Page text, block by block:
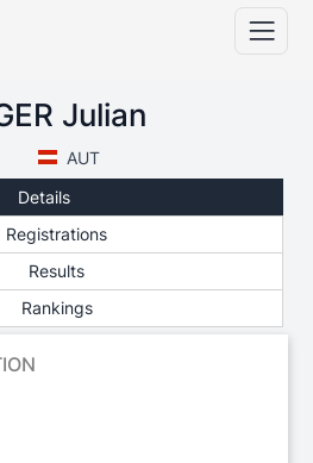
Julian
AUT
Details
Registrations
Results
Rankings